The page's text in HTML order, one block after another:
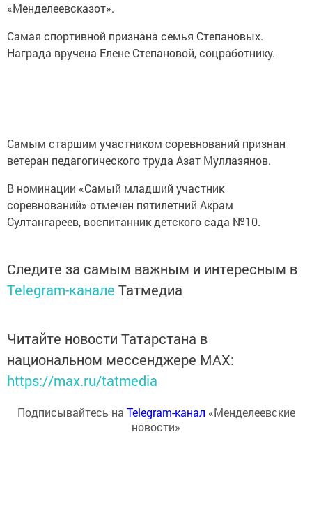
«Менделеевсказот».
Самая спортивной признана семья Степановых.
Награда вручена Елене Степановой, соцработнику.
Самым старшим участником соревнований признан
ветеран педагогического труда Азат Муллазянов.
В номинации «Самый младший участник
соревнований» отмечен пятилетний Акрам
Султангареев, воспитанник детского сада №10.
Следите за самым важным и интересным в
Telegram-канале Татмедиа
Читайте новости Татарстана в
национальном мессенджере MАХ:
https://max.ru/tatmedia
Подписывайтесь на Telegram-канал «Менделеевские
новости»